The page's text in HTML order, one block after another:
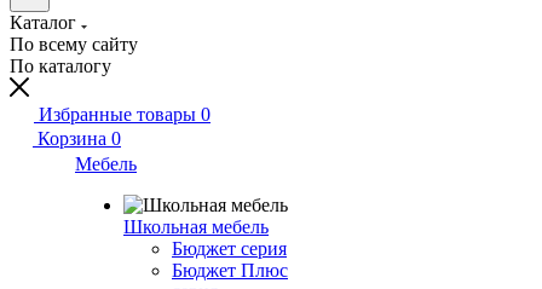
Каталог
По всему сайту
По каталогу
Избранные товары 0
Корзина 0
Мебель
Школьная мебель
Бюджет серия
Бюджет Плюс